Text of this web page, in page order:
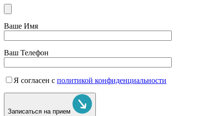
Ваше Имя
Ваш Телефон
Я согласен с политикой конфиденциальности
Записаться на прием